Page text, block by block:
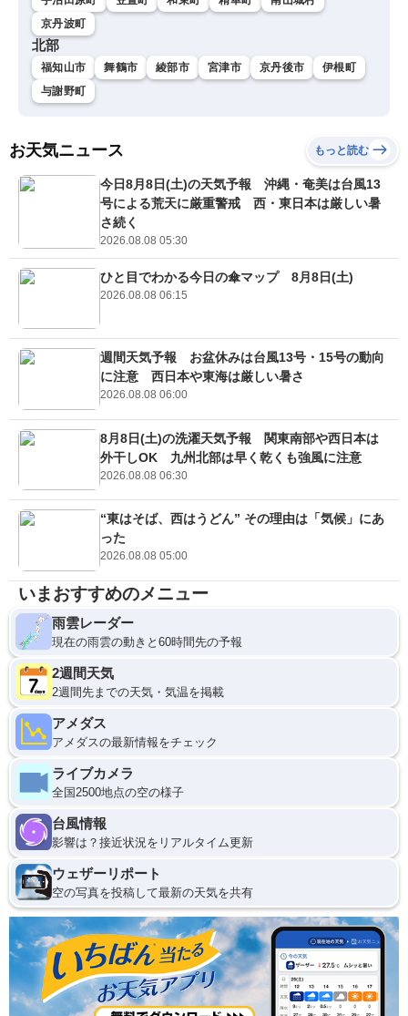
京丹波町
北部
福知山市 舞鶴市 綾部市 宮津市 京丹後市
伊根町
与謝野町
お天気ニュース もっと読む
今日8月8日(土)の天気予報 沖縄・奄美は台風13
号による荒天に厳重警戒 西・東日本は厳しい暑
さ続く
2026.08.08 05:30
ひと目でわかる今日の傘マップ 8月8日(土)
2026.08.08 06:15
週間天気予報 お盆休みは台風13号・15号の動向
に注意 西日本や東海は厳しい暑さ
2026.08.08 06:00
8月8日(土)の洗濯天気予報 関東南部や西日本は
外干しOK 九州北部は早く乾くも強風に注意
2026.08.08 06:30
“東はそば、西はうどん” その理由は「気候」にあ
った
2026.08.08 05:00
いまおすすめのメニュー
雨雲レーダー
現在の雨雲の動きと60時間先の予報
2週間天気
2週間先までの天気・気温を掲載
アメダス
アメダスの最新情報をチェック
ライブカメラ
全国2500地点の空の様子
台風情報
影響は？接近状況をリアルタイム更新
ウェザーリポート
空の写真を投稿して最新の天気を共有